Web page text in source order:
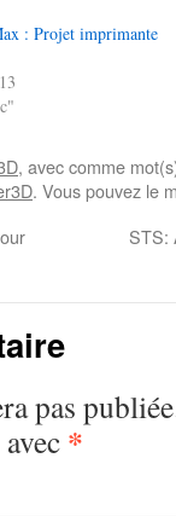
: Projet imprimante
, avec comme
. Vous pouvez le
STS:
pas
*